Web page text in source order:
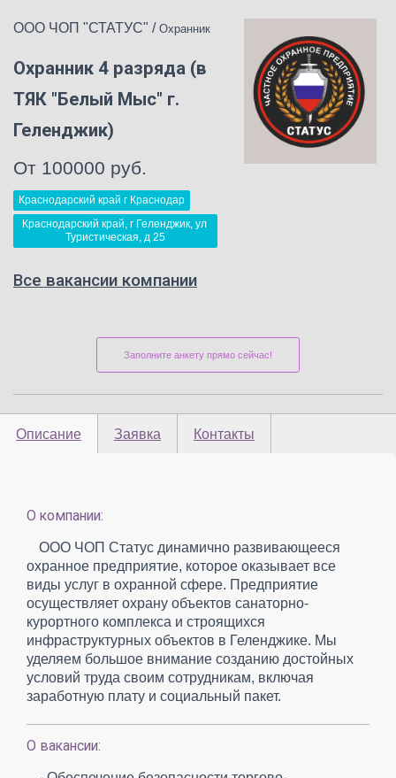
ООО ЧОП "СТАТУС" / Охранник
Охранник 4 разряда (в
ТЯК "Белый Мыс" г.
Геленджик)
От 100000 руб.
Краснодарский край г Краснодар
Краснодарский край, г Геленджик, ул
Туристическая, д 25
Все вакансии компании
Заполните анкету прямо сейчас!
Описание Заявка Контакты
О компании:
ООО ЧОП Статус динамично развивающееся
охранное предприятие, которое оказывает все
виды услуг в охранной сфере. Предприятие
осуществляет охрану объектов санаторно-
курортного комплекса и строящихся
инфраструктурных объектов в Геленджике. Мы
уделяем большое внимание созданию достойных
условий труда своим сотрудникам, включая
заработную плату и социальный пакет.
О вакансии: